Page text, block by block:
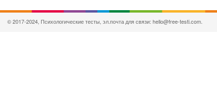
© 2017-2024, Психологические тесты, эл.почта для связи: hello@free-testi.com.